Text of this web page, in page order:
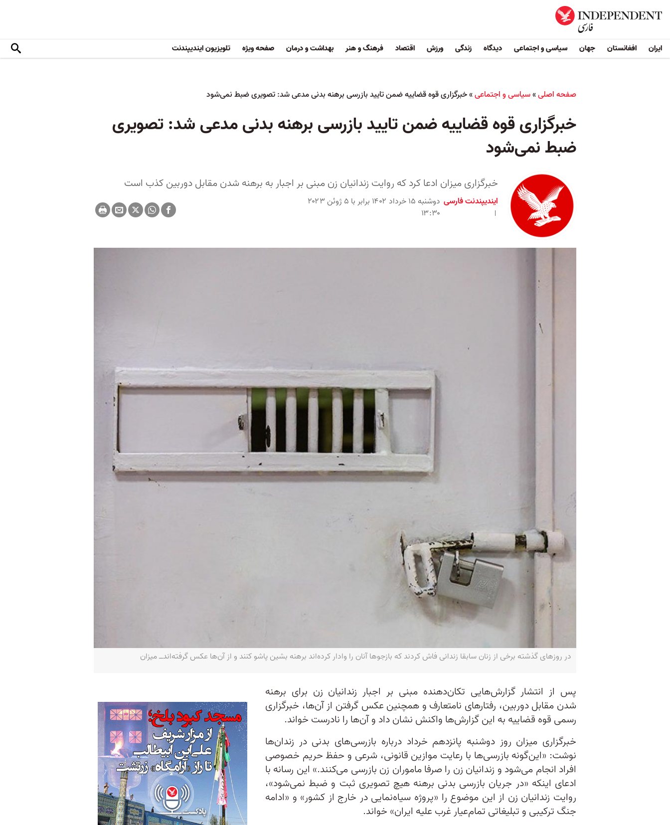
ایران افغانستان جهان سیاسی و اجتماعی دیدگاه زندگی ورزش اقتصاد فرهنگ و هنر بهداشت و درمان صفحه ویژه تلویزیون ایندیپندنت
صفحه اصلی»سیاسی و اجتماعی»خبرگزاری قوه قضاییه ضمن تایید بازرسی برهنه بدنی مدعی شد: تصویری ضبط نمی‌شود
خبرگزاری قوه قضاییه ضمن تایید بازرسی برهنه بدنی مدعی شد: تصویری
ضبط نمی‌شود
خبرگزاری میزان ادعا کرد که روایت‌ زندانیان زن مبنی بر اجبار به برهنه شدن مقابل دوربین کذب است
ایندیپندنت فارسی
دوشنبه ۱۵ خرداد ۱۴۰۲ برابر با ۵ ژوئن ۲۰۲۳
۱۳:۳۰
در روزهای گذشته برخی از زنان سابقا زندانی فاش کردند که بازجوها آنان را وادار کرده‌اند برهنه بشین پاشو کنند و از آن‌ها عکس گرفته‌اندــ میزان
پس از انتشار گزارش‌هایی تکان‌دهنده مبنی بر اجبار زندانیان زن برای برهنه
شدن مقابل دوربین، رفتارهای نامتعارف و همچنین عکس گرفتن از آن‌ها، خبرگزاری
رسمی قوه قضاییه به این گزارش‌ها واکنش نشان داد و آن‌ها را نادرست خواند.
خبرگزاری میزان روز دوشنبه پانزدهم خرداد درباره بازرسی‌های بدنی در زندان‌ها
نوشت: «این‌گونه بازرسی‌ها با رعایت موازین قانونی، شرعی و حفظ حریم خصوصی
افراد انجام می‌شود و زندانیان زن را صرفا ماموران زن بازرسی می‌‌کنند.» این رسانه با
ادعای اینکه «در جریان بازرسی بدنی برهنه هیچ تصویری ثبت و ضبط نمی‌شود»،
روایت زندانیان زن از این موضوع را «پروژه سیاه‌نمایی در خارج از کشور» و «ادامه
جنگ ترکیبی و تبلیغاتی تمام‌عیار غرب علیه ایران» خواند.